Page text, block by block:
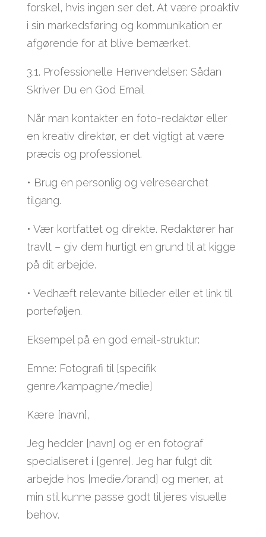
forskel, hvis ingen ser det. At være proaktiv
i sin markedsføring og kommunikation er
afgørende for at blive bemærket.
3.1. Professionelle Henvendelser: Sådan
Skriver Du en God Email
Når man kontakter en foto-redaktør eller
en kreativ direktør, er det vigtigt at være
præcis og professionel.
• Brug en personlig og velresearchet
tilgang.
• Vær kortfattet og direkte. Redaktører har
travlt – giv dem hurtigt en grund til at kigge
på dit arbejde.
• Vedhæft relevante billeder eller et link til
porteføljen.
Eksempel på en god email-struktur:
Emne: Fotografi til [specifik
genre/kampagne/medie]
Kære [navn],
Jeg hedder [navn] og er en fotograf
specialiseret i [genre]. Jeg har fulgt dit
arbejde hos [medie/brand] og mener, at
min stil kunne passe godt til jeres visuelle
behov.